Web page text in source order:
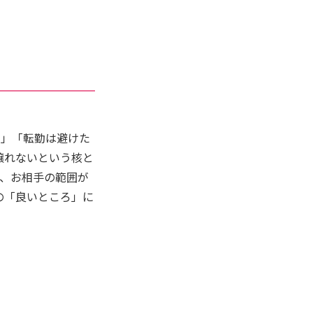
「転勤は避けた
ないという核と
お相手の範囲が
良いところ」に